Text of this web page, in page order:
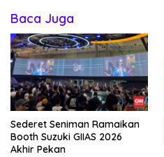
Baca Juga
Sederet Seniman Ramaikan
Booth Suzuki GIIAS 2026
Akhir Pekan